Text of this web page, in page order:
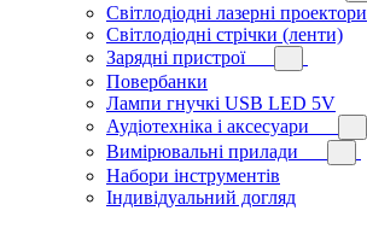
Світлодіодні лазерні проектори
Світлодіодні стрічки (ленти)
Зарядні пристрої
Повербанки
Лампи гнучкі USB LED 5V
Аудіотехніка і аксесуари
Вимірювальні прилади
Набори інструментів
Індивідуальний догляд